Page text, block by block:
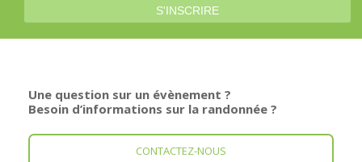
Une question sur un évènement ?
Besoin d’informations sur la randonnée ?
CONTACTEZ-NOUS